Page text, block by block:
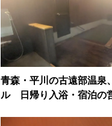
青森・平川の古遠部温泉
ル 日帰り入浴・宿泊の